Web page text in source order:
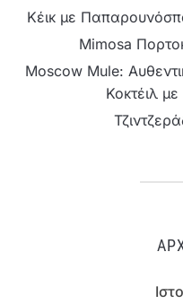
Κέικ με
Mimosa
Moscow Mule:
Κοκτέιλ